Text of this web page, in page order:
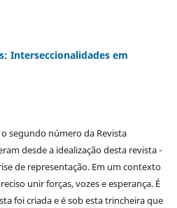
Interseccionalidades em
segundo número da Revista
desde a idealização desta revista -
de representação. Em um contexto
unir forças, vozes e esperança. É
foi criada e é sob esta trincheira que